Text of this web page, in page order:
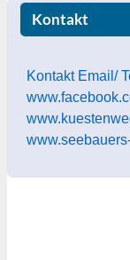
Kontakt
Kontakt Email/